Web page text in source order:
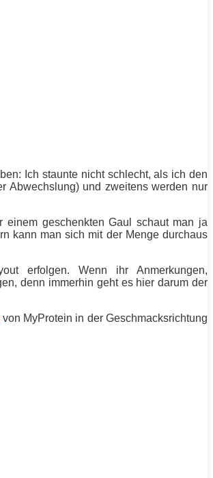
Ich staunte nicht schlecht, als ich den
Abwechslung) und zweitens werden nur
geschenkten Gaul schaut man ja
kann man sich mit der Menge durchaus
erfolgen. Wenn ihr Anmerkungen,
denn immerhin geht es hier darum der
von MyProtein in der Geschmacksrichtung